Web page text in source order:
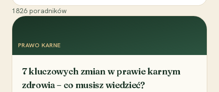
1826 poradników
PRAWO KARNE
7 kluczowych zmian w prawie karnym
zdrowia – co musisz wiedzieć?